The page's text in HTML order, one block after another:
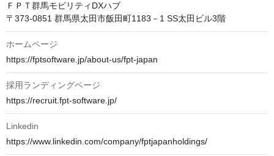
ＦＰＴ群馬モビリティDXハブ
ホームページ
https://fptsoftware.jp/about-us/fpt-japan
採用ランディングページ
https://recruit.fpt-software.jp/
Linkedin
https://www.linkedin.com/company/fptjapanholdings/